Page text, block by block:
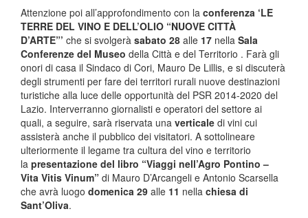
Attenzione poi all’approfondimento con la conferenza ‘LE
TERRE DEL VINO E DELL’OLIO “NUOVE CITTÀ
D’ARTE”’ che si svolgerà sabato 28 alle 17 nella Sala
Conferenze del Museo della Città e del Territorio . Farà gli
onori di casa il Sindaco di Cori, Mauro De Lillis, e si discuterà
degli strumenti per fare dei territori rurali nuove destinazioni
turistiche alla luce delle opportunità del PSR 2014-2020 del
Lazio. Interverranno giornalisti e operatori del settore ai
quali, a seguire, sarà riservata una verticale di vini cui
assisterà anche il pubblico dei visitatori. A sottolineare
ulteriormente il legame tra cultura del vino e territorio
la presentazione del libro “Viaggi nell’Agro Pontino –
Vita Vitis Vinum” di Mauro D’Arcangeli e Antonio Scarsella
che avrà luogo domenica 29 alle 11 nella chiesa di
Sant’Oliva.